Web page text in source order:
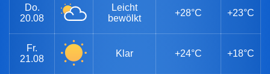
Do.
20.08
Leicht
bewölkt
+28°C +23°C
Fr.
21.08
Klar +24°C +18°C